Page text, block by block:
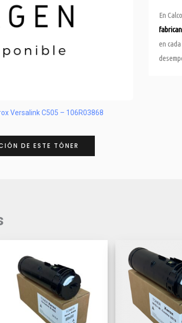
Versalink C505 – 106R03868
DE ESTE TÓNER
En
en